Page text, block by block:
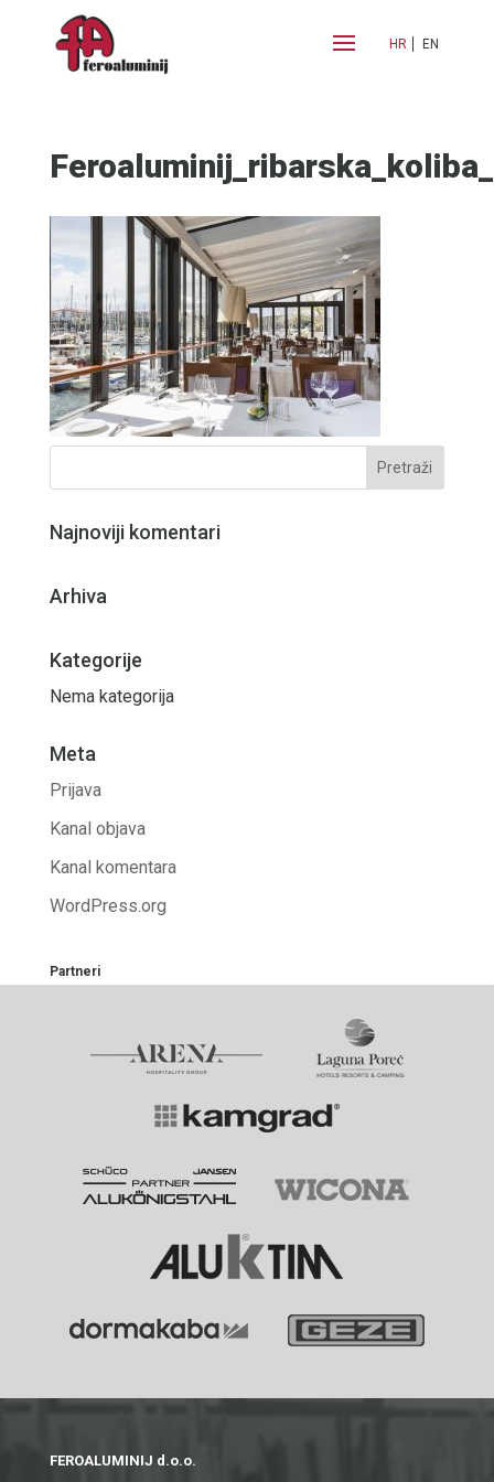
HR EN
Najnoviji komentari
Arhiva
Kategorije
Nema kategorija
Meta
Prijava
Kanal objava
Kanal komentara
WordPress.org
Partneri
FEROALUMINIJ d.o.o.